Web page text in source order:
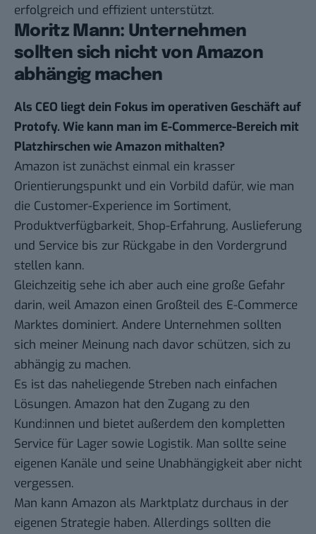
erfolgreich und effizient unterstützt.
Moritz Mann: Unternehmen
sollten sich nicht von Amazon
abhängig machen
Als CEO liegt dein Fokus im operativen Geschäft auf
Protofy. Wie kann man im E-Commerce-Bereich mit
Platzhirschen wie Amazon mithalten?
Amazon ist zunächst einmal ein krasser
Orientierungspunkt und ein Vorbild dafür, wie man
die Customer-Experience im Sortiment,
Produktverfügbarkeit, Shop-Erfahrung, Auslieferung
und Service bis zur Rückgabe in den Vordergrund
stellen kann.
Gleichzeitig sehe ich aber auch eine große Gefahr
darin, weil Amazon einen Großteil des E-Commerce
Marktes dominiert. Andere Unternehmen sollten
sich meiner Meinung nach davor schützen, sich zu
abhängig zu machen.
Es ist das naheliegende Streben nach einfachen
Lösungen. Amazon hat den Zugang zu den
Kund:innen und bietet außerdem den kompletten
Service für Lager sowie Logistik. Man sollte seine
eigenen Kanäle und seine Unabhängigkeit aber nicht
vergessen.
Man kann Amazon als Marktplatz durchaus in der
eigenen Strategie haben. Allerdings sollten die